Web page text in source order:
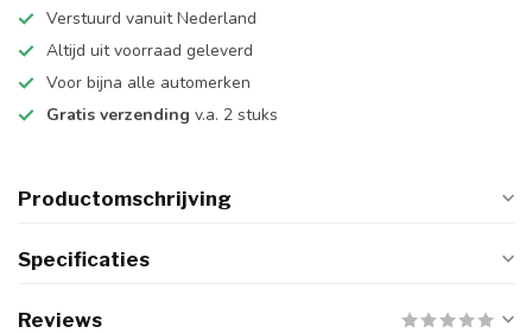
Verstuurd vanuit Nederland
Altijd uit voorraad geleverd
Voor bijna alle automerken
Gratis verzending v.a. 2 stuks
Productomschrijving
Specificaties
Reviews